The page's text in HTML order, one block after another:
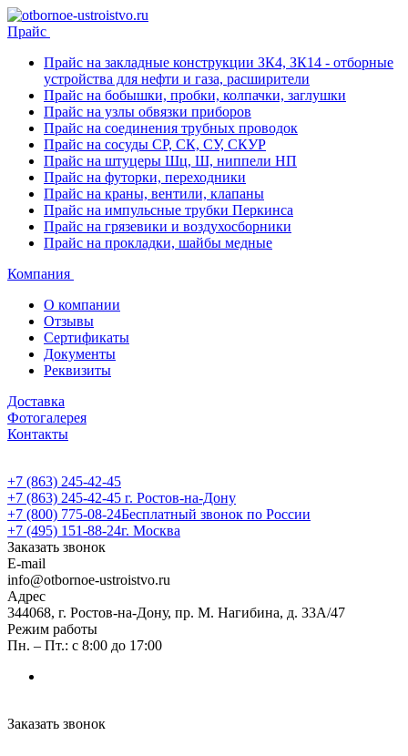
Прайс
Прайс на закладные конструкции ЗК4, ЗК14 - отборные
устройства для нефти и газа, расширители
Прайс на бобышки, пробки, колпачки, заглушки
Прайс на узлы обвязки приборов
Прайс на соединения трубных проводок
Прайс на сосуды СР, СК, СУ, СКУР
Прайс на штуцеры Шц, Ш, ниппели НП
Прайс на футорки, переходники
Прайс на краны, вентили, клапаны
Прайс на импульсные трубки Перкинса
Прайс на грязевики и воздухосборники
Прайс на прокладки, шайбы медные
Компания
О компании
Отзывы
Сертификаты
Документы
Реквизиты
Доставка
Фотогалерея
Контакты
+7 (863) 245-42-45
+7 (863) 245-42-45 г. Ростов-на-Дону
+7 (800) 775-08-24Бесплатный звонок по России
+7 (495) 151-88-24г. Москва
Заказать звонок
E-mail
info@otbornoe-ustroistvo.ru
Адрес
344068, г. Ростов-на-Дону, пр. М. Нагибина, д. 33А/47
Режим работы
Пн. – Пт.: с 8:00 до 17:00
Заказать звонок